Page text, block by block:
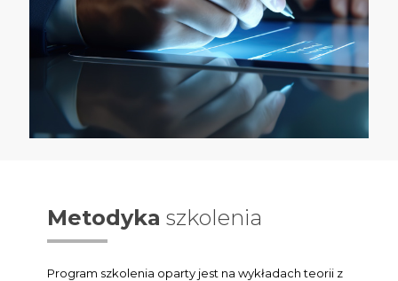
Metodyka szkolenia
Program szkolenia oparty jest na wykładach teorii z